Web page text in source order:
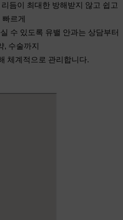
듬이 최대한 방해받지 않고 쉽고
빠르게
수 있도록 유밸 안과는 상담부터
, 수술까지
체계적으로 관리합니다.